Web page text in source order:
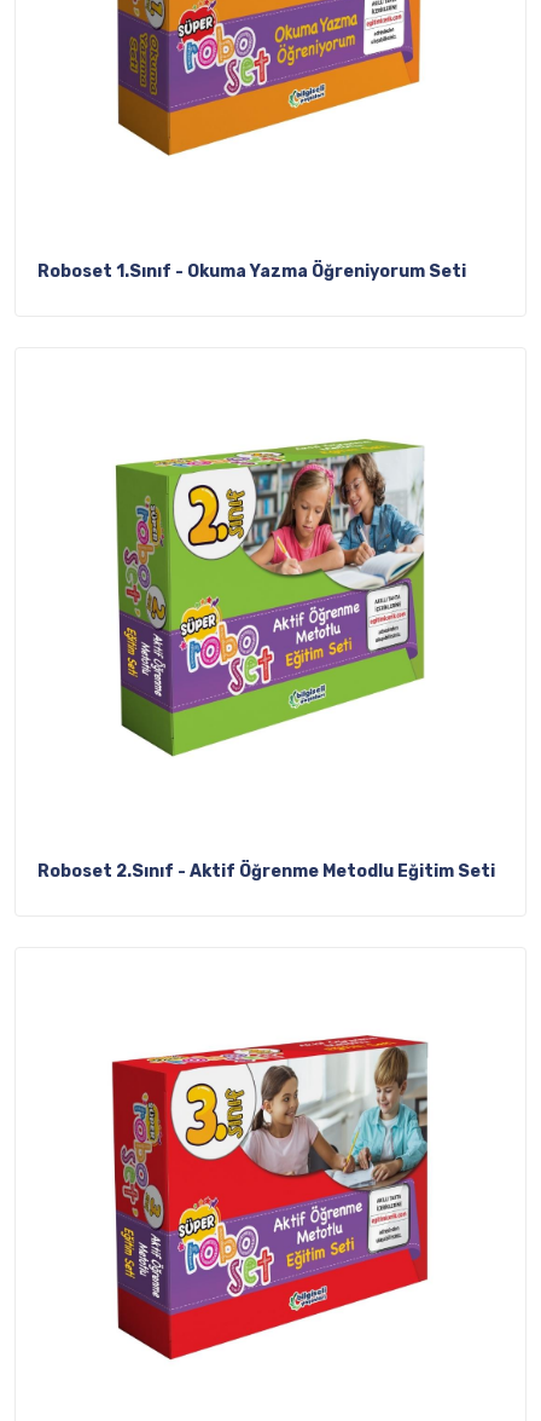
Roboset 1.Sınıf - Okuma Yazma Öğreniyorum Seti
Roboset 2.Sınıf - Aktif Öğrenme Metodlu Eğitim Seti